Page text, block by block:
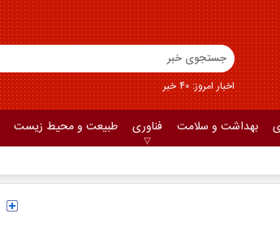
اخبار امروز: 40 خبر
بهداشت و سلامت فناوری طبیعت و محیط زیست